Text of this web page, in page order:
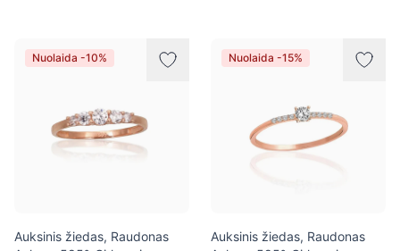
Nuolaida -10%
Auksinis žiedas, Raudonas
Nuolaida -15%
Auksinis žiedas, Raudonas